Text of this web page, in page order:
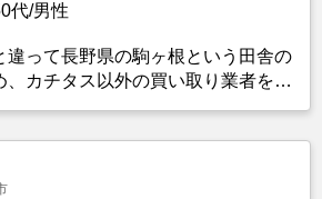
代/男性
違って長野県の駒ヶ根という田舎の
、カチタス以外の買い取り業者をみ
動産を残しておけないと考えて売却